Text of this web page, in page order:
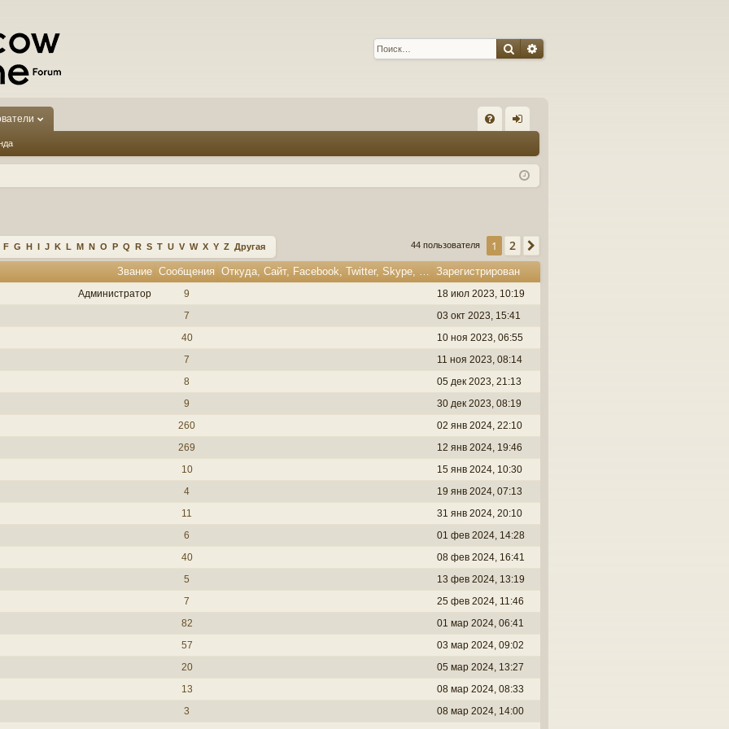
ПоискРасширенный поиск
Q д
F G H I J K L M N O P Q R S T U V W X Y Z Другая 44 пользователя 1 2
Звание Сообщения Откуда, Сайт, Facebook, Twitter, Skype, YouTube Зарегистрирован
Администратор 9
18 июл 2023, 10:19
7
03 окт 2023, 15:41
40
10 ноя 2023, 06:55
7
11 ноя 2023, 08:14
8
05 дек 2023, 21:13
9
30 дек 2023, 08:19
260
02 янв 2024, 22:10
269
12 янв 2024, 19:46
10
15 янв 2024, 10:30
4
19 янв 2024, 07:13
11
31 янв 2024, 20:10
6
01 фев 2024, 14:28
40
08 фев 2024, 16:41
5
13 фев 2024, 13:19
7
25 фев 2024, 11:46
82
01 мар 2024, 06:41
57
03 мар 2024, 09:02
20
05 мар 2024, 13:27
13
08 мар 2024, 08:33
3
08 мар 2024, 14:00